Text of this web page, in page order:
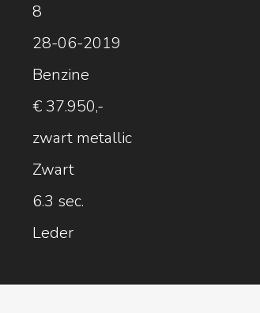
8
28-06-2019
Benzine
€ 37.950,-
zwart metallic
Zwart
6.3 sec.
Leder